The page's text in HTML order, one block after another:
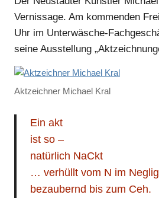
Vernissage. Am kommenden
Uhr im Unterwäsche-
seine Ausstellung
Aktzeichner Michael Kral
Ein akt
ist so –
natürlich NaCkt
… verhüllt vom N im
bezaubernd bis zum Ceh.